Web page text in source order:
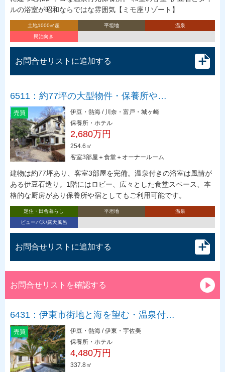
ルの浴室が昭和ならではな雰囲気【ミモ座リゾート】
土地1000㎡超 平坦地
温泉
民泊向き
お問合せリストに追加する
6511：約77坪の大型物件・保養所や…
売買
伊豆・熱海 / 川奈・富戸・城ヶ崎
保養所・ホテル
2,680万円
254.6㎡
客室3部屋＋食堂＋オーナールーム
建物は約77坪あり、客室3部屋を完備。温泉付きの浴室は風情が
ある伊豆石造り。1階にはロビー、広々とした食堂スペース、本
格的な厨房があり保養所や宿としてもご利用可能です。
定住・田舎暮らし 平坦地
温泉
ビューバス/露天風呂
お問合せリストに追加する
お問合せリストを確認する
6431：伊東市街地と海を望む・温泉付…
売買
伊豆・熱海 / 伊東・宇佐美
保養所・ホテル
4,480万円
337.8㎡